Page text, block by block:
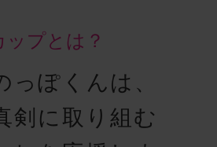
プとは？
っぽくんは、
剣に取り組む